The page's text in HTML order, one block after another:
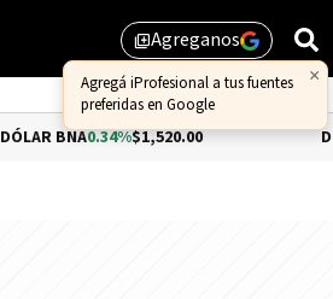
library_addAgreganos
×
Agregá iProfesional a tus fuentes
preferidas en Google
0.34%$1,520.00 DÓLAR BLUE